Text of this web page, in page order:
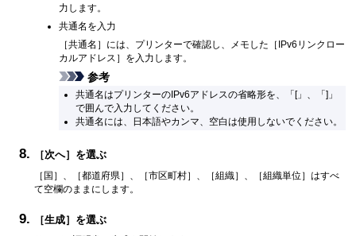
力します。
共通名を入力
［共通名 ］には、プリンターで確認し、メモした［ IPv6リンクロー
カルアドレス ］を入力します。
参考
共通名はプリンターのIPv6アドレスの省略形を、「[」、「]」
で囲んで入力してください。
共通名には、日本語やカンマ、空白は使用しないでください。
［次へ］を選ぶ
［ 国 ］、［都道府県 ］、［市区町村］、［組織］、［組織単位 ］はすべ
て空欄のままにします。
［生成］を選ぶ